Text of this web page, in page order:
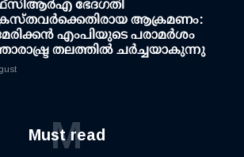
ഭേദഗതി
ആക്രമണം:
എംപിയുടെ പരാമർശം
തലത്തിൽ ചർച്ചയാകുന്നു
Must read
M